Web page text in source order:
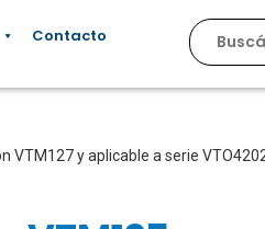
Contacto
y aplicable a serie